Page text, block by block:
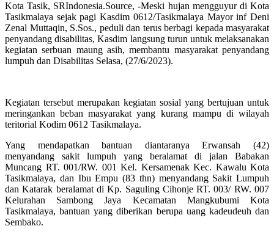
Kota Tasik, SRIndonesia.Source, -Meski hujan mengguyur di Kota
Tasikmalaya sejak pagi Kasdim 0612/Tasikmalaya Mayor inf Deni
Zenal Muttaqin, S.Sos., peduli dan terus berbagi kepada masyarakat
penyandang disabilitas, Kasdim langsung turun untuk melaksanakan
kegiatan serbuan maung asih, membantu masyarakat penyandang
lumpuh dan Disabilitas Selasa, (27/6/2023).
Kegiatan tersebut merupakan kegiatan sosial yang bertujuan untuk
meringankan beban masyarakat yang kurang mampu di wilayah
teritorial Kodim 0612 Tasikmalaya.
Yang mendapatkan bantuan diantaranya Erwansah (42)
menyandang sakit lumpuh yang beralamat di jalan Babakan
Muncang RT. 001/RW. 001 Kel. Kersamenak Kec. Kawalu Kota
Tasikmalaya, dan Ibu Empu (83 thn) menyandang Sakit Lumpuh
dan Katarak beralamat di Kp. Saguling Cihonje RT. 003/ RW. 007
Kelurahan Sambong Jaya Kecamatan Mangkubumi Kota
Tasikmalaya, bantuan yang diberikan berupa uang kadeudeuh dan
Sembako.